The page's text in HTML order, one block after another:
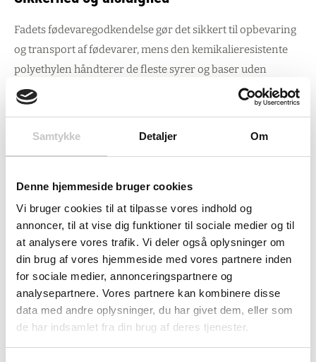
Samtykke Detaljer Om
Denne hjemmeside bruger cookies
Vi bruger cookies til at tilpasse vores indhold og
annoncer, til at vise dig funktioner til sociale medier og til
at analysere vores trafik. Vi deler også oplysninger om
din brug af vores hjemmeside med vores partnere inden
for sociale medier, annonceringspartnere og
analysepartnere. Vores partnere kan kombinere disse
data med andre oplysninger, du har givet dem, eller som
de har indsamlet fra din brug af deres tjenester.
Fadets fødevaregodkendelse gør det sikkert til opbevaring
og transport af fødevarer, mens den kemikalieresistente
polyethylen håndterer de fleste syrer og baser uden
problemer. Graf Serie 50 er kendt for sin kraftige udførelse
og robust konstruktion, der lever op til kravene i
Leveringsomfang:
Oval plasttønde
2-delt skruelåg med tætning
2 bæregreb (bæreevne pr. greb 30 kg)
Udløbsstuds Ø 34 mm
2 lukkekapper med tætning
Se stregtegning: